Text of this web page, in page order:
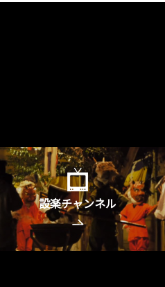
設楽チャンネル